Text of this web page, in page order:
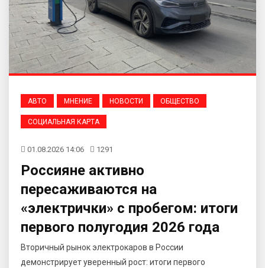
АВТО МНЕНИЕ НОВОСТИ ОБЩЕСТВО
СОЦИАЛЬНАЯ КАРТА
01.08.2026 14:06 1291
Россияне активно
пересаживаются на
«электрички» с пробегом: итоги
первого полугодия 2026 года
Вторичный рынок электрокаров в России
демонстрирует уверенный рост: итоги первого